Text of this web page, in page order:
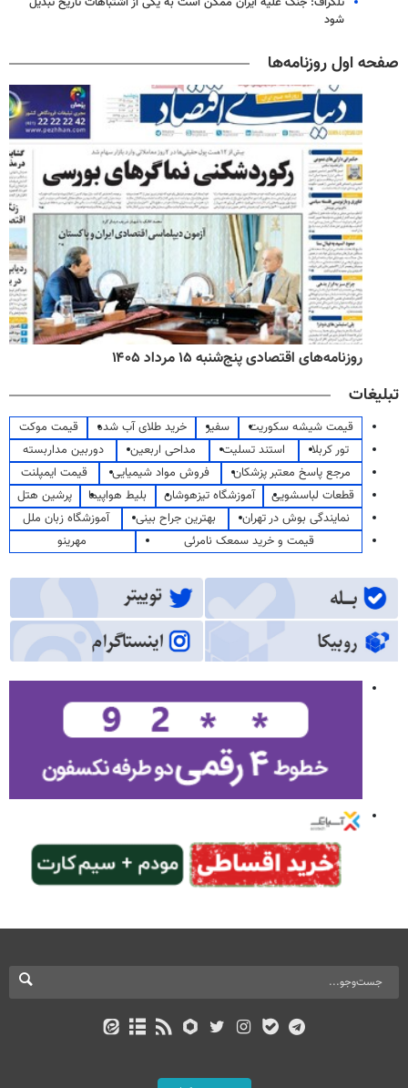
شود
صفحه اول روزنامه‌ها
روزنامه‌های اقتصادی پنج‌شنبه ۱۵ مرداد ۱۴۰۵
تبلیغات
قیمت شیشه سکوریت سفیر خرید طلای آب شده
قیمت موکت
تور کربلا
استند تسلیت مداحی اربعین
دوربین مداربسته
مرجع پاسخ معتبر پزشکان
فروش مواد شیمیایی
قیمت ایمپلنت
قطعات لباسشویی
آموزشگاه تیزهوشان بلیط هواپیما
پرشین هتل
نمایندگی بوش در تهران
بهترین جراح بینی
آموزشگاه زبان ملل
قیمت و خرید سمعک نامرئی
مهرینو